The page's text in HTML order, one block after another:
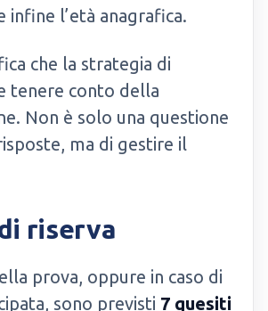
infine l’età anagrafica.
che la strategia di
tenere conto della
Non è solo una questione
ma di gestire il
riserva
prova, oppure in caso di
sono previsti 7 quesiti